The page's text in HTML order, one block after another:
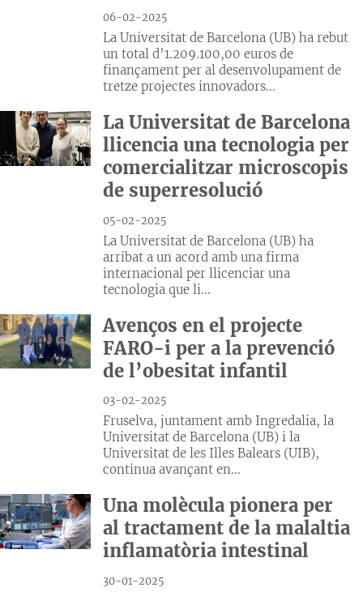
06-02-2025
La Universitat de Barcelona (UB) ha rebut
un total d’1.209.100,00 euros de
finançament per al desenvolupament de
tretze projectes innovadors...
La Universitat de Barcelona
llicencia una tecnologia per
comercialitzar microscopis
de superresolució
05-02-2025
La Universitat de Barcelona (UB) ha
arribat a un acord amb una firma
internacional per llicenciar una
tecnologia que li...
Avenços en el projecte
FARO-i per a la prevenció
de l’obesitat infantil
03-02-2025
Fruselva, juntament amb Ingredalia, la
Universitat de Barcelona (UB) i la
Universitat de les Illes Balears (UIB),
continua avançant en...
Una molècula pionera per
al tractament de la malaltia
inflamatòria intestinal
30-01-2025